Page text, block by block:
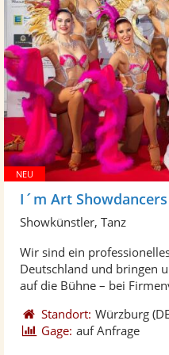
I´m Art Showdancers
Showkünstler, Tanz
Wir sind ein
Deutschland und bringen
auf die Bühne – bei
Standort: Würzburg
Gage: auf Anfrage